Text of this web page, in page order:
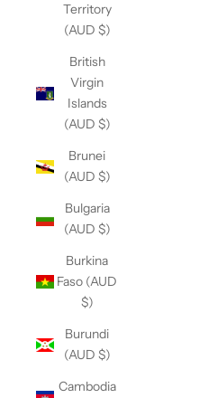
Territory
(AUD $)
British
Virgin
Islands
(AUD $)
Brunei
(AUD $)
Bulgaria
(AUD $)
Burkina
Faso (AUD
$)
Burundi
(AUD $)
Cambodia